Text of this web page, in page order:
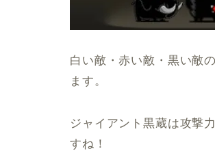
白い敵・赤い敵・黒い敵
ます。
ジャイアント黒蔵は攻撃
すね！